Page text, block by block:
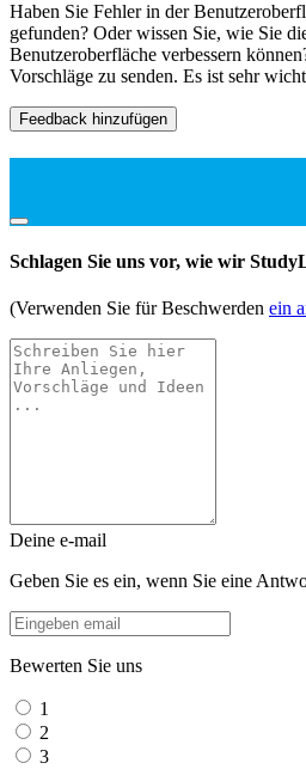
Haben Sie Fehler in der
gefunden? Oder wissen Sie, wie Sie
Benutzeroberfläche verbessern
Vorschläge zu senden. Es ist sehr
Feedback hinzufügen
Schlagen Sie uns vor, wie wir
(Verwenden Sie für Beschwerden ein
Deine e-mail
Geben Sie es ein, wenn Sie eine
Bewerten Sie uns
1
2
3